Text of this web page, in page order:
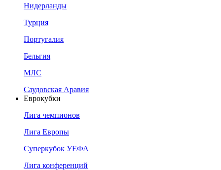
Нидерланды
Турция
Португалия
Бельгия
МЛС
Саудовская Аравия
Еврокубки
Лига чемпионов
Лига Европы
Суперкубок УЕФА
Лига конференций